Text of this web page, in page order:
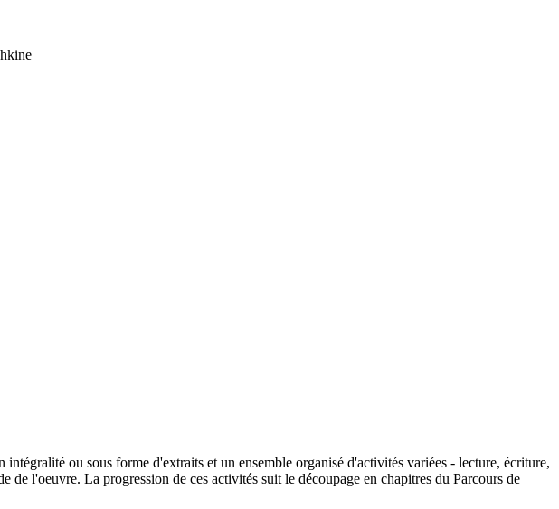
ou sous forme d'extraits et un ensemble organisé d'activités variées - lecture, écriture,
l'oeuvre. La progression de ces activités suit le découpage en chapitres du Parcours de